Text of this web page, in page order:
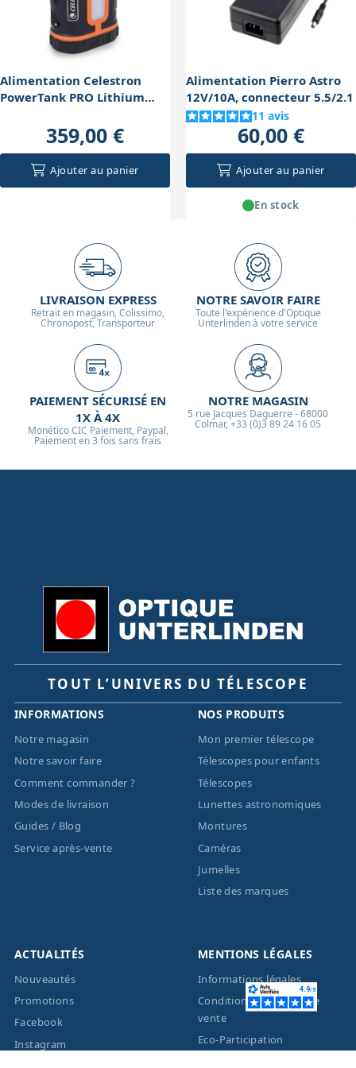
Alimentation Celestron
PowerTank PRO Lithium
359,00 €
Ajouter au panier
Alimentation Pierro Astro
12V/10A, connecteur 5.5/2.1
11 avis
60,00 €
Ajouter au panier
En stock
LIVRAISON EXPRESS
Retrait en magasin, Colissimo,
Chronopost, Transporteur
NOTRE SAVOIR FAIRE
Toute l'expérience d'Optique
Unterlinden à votre service
PAIEMENT SÉCURISÉ EN
1X À 4X
Monético CIC Paiement, Paypal,
Paiement en 3 fois sans frais
NOTRE MAGASIN
5 rue Jacques Daguerre - 68000
Colmar, +33 (0)3 89 24 16 05
TOUT L’UNIVERS DU TÉLESCOPE
INFORMATIONS
Notre magasin
Notre savoir faire
Comment commander ?
Modes de livraison
Guides / Blog
Service après-vente
NOS PRODUITS
Mon premier télescope
Télescopes pour enfants
Télescopes
Lunettes astronomiques
Montures
Caméras
Jumelles
Liste des marques
ACTUALITÉS
Nouveautés
Promotions
Facebook
Instagram
MENTIONS LÉGALES
Informations légales
Conditions générales de
vente
Eco-Participation